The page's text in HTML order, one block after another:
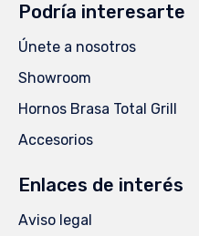
Podría interesarte
Únete a nosotros
Showroom
Hornos Brasa Total Grill
Accesorios
Enlaces de interés
Aviso legal